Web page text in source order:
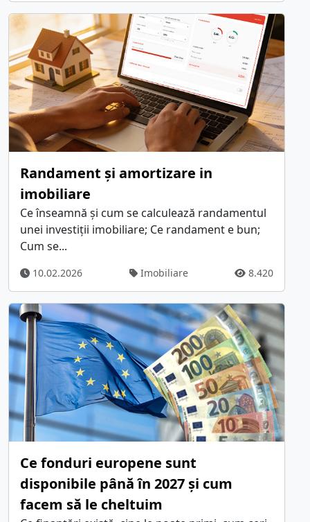
Randament și amortizare in
imobiliare
Ce înseamnă și cum se calculează randamentul
unei investiții imobiliare; Ce randament e bun;
Cum se...
10.02.2026 Imobiliare 8.420
Ce fonduri europene sunt
disponibile până în 2027 și cum
facem să le cheltuim